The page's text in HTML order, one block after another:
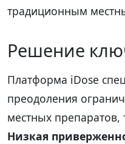
традиционным
Решение
Платформа iDose
преодоления
местных препаратов,
Низкая